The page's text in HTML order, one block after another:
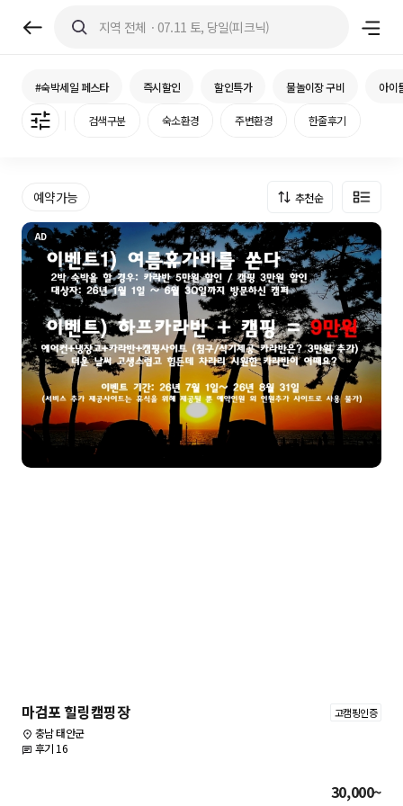
지역 전체ㆍ07.11 토, 당일(피크닉)
#숙박세일 페스타 즉시할인 할인특가 물놀이장 구비 아이
검색구분 숙소환경 주변환경 한줄후기
예약가능 추천순
추천순
조회순
빈자리순
가격순
후기많은순
최근후기순
AD
마검포 힐링캠핑장 고캠핑인증
충남 태안군
후기 16
30,000~